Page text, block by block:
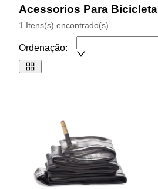
Acessorios Para Bicicleta
1 Itens(s) encontrado(s)
Ordenação: